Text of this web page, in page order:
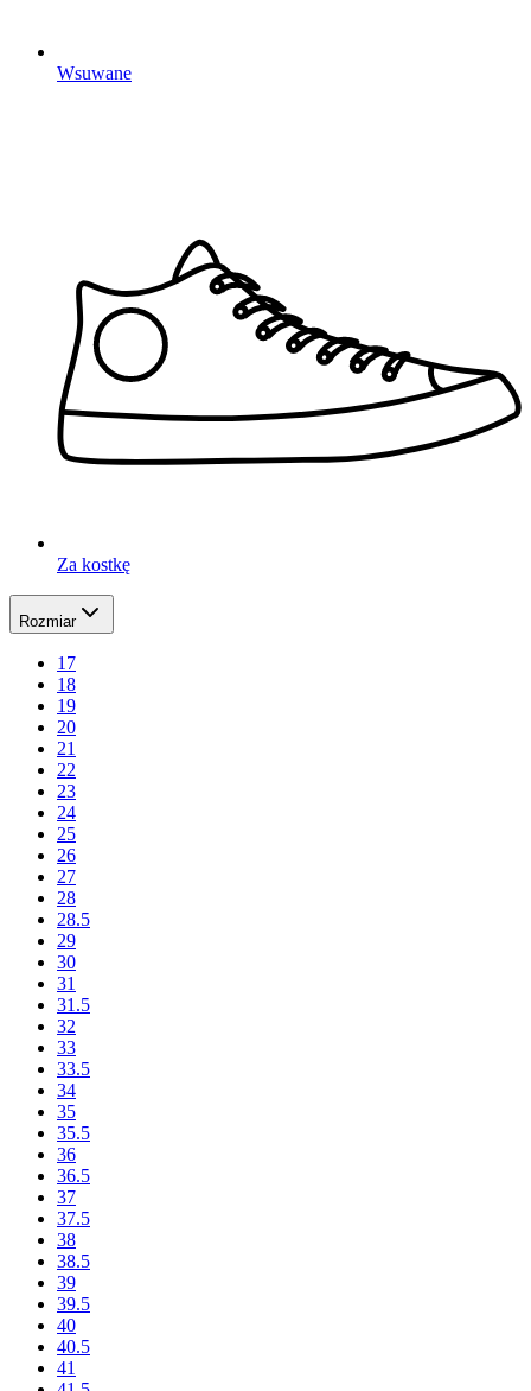
Wsuwane
Za kostkę
Rozmiar
17
18
19
20
21
22
23
24
25
26
27
28
28.5
29
30
31
31.5
32
33
33.5
34
35
35.5
36
36.5
37
37.5
38
38.5
39
39.5
40
40.5
41